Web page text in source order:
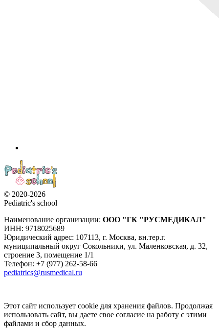
© 2020-2026
Pediatric's school
Наименование организации: ООО "ГК "РУСМЕДИКАЛ"
ИНН: 9718025689
Юридический адрес: 107113, г. Москва, вн.тер.г.
муниципальный округ Сокольники, ул. Маленковская, д. 32,
строение 3, помещение 1/1
Телефон: +7 (977) 262-58-66
pediatrics@rusmedical.ru
Этот сайт использует cookie для хранения файлов. Продолжая
использовать сайт, вы даете свое согласие на работу с этими
файлами и сбор данных.